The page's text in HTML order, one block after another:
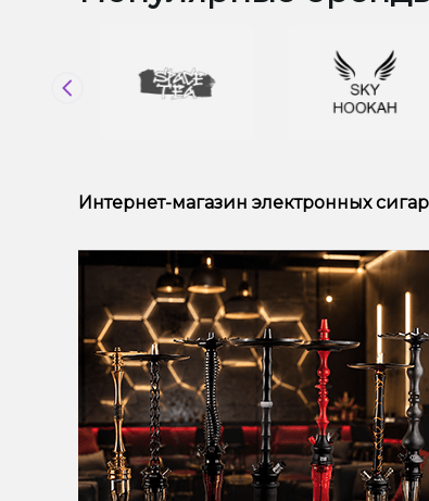
Интернет-магазин электронных